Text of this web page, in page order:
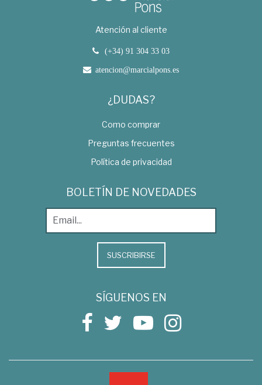
Atención al cliente
(+34) 91 304 33 03
atencion@marcialpons.es
¿DUDAS?
Como comprar
Preguntas frecuentes
Política de privacidad
BOLETÍN DE NOVEDADES
SUSCRIBIRSE
SÍGUENOS EN